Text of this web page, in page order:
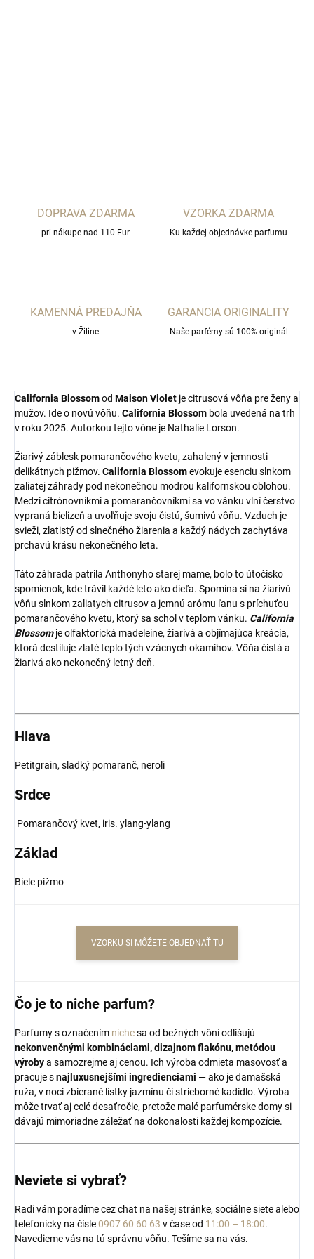
DOPRAVA ZDARMA
pri nákupe nad 110 Eur
VZORKA ZDARMA
Ku každej objednávke parfumu
KAMENNÁ PREDAJŇA
v Žiline
GARANCIA ORIGINALITY
Naše parfémy sú 100% originál
California Blossomod Maison Violet je citrusová vôňa pre ženy a
mužov. Ide o novú vôňu. California Blossom bola uvedená na trh
v roku 2025. Autorkou tejto vône je Nathalie Lorson.
Žiarivý záblesk pomarančového kvetu, zahalený v jemnosti
delikátnych pižmov. California Blossomevokuje esenciu slnkom
zaliatej záhrady pod nekonečnou modrou kalifornskou oblohou.
Medzi citrónovníkmi a pomarančovníkmi sa vo vánku vlní čerstvo
vypraná bielizeň a uvoľňuje svoju čistú, šumivú vôňu. Vzduch je
svieži, zlatistý od slnečného žiarenia a každý nádych zachytáva
prchavú krásu nekonečného leta.
Táto záhrada patrila Anthonyho starej mame, bolo to útočisko
spomienok, kde trávil každé leto ako dieťa. Spomína si na žiarivú
vôňu slnkom zaliatych citrusov a jemnú arómu ľanu s príchuťou
pomarančového kvetu, ktorý sa schol v teplom vánku. California
Blossom je olfaktorická madeleine, žiarivá a objímajúca kreácia,
ktorá destiluje zlaté teplo tých vzácnych okamihov. Vôňa čistá a
žiarivá ako nekonečný letný deň.
Hlava
Petitgrain, sladký pomaranč, neroli
Srdce
Pomarančový kvet, iris. ylang-ylang
Základ
Biele pižmo
VZORKU SI MÔŽETE OBJEDNAŤ TU
Čo je to niche parfum?
Parfumy s označením nichesa od bežných vôní odlišujú
nekonvenčnými kombináciami, dizajnom flakónu, metódou
výrobya samozrejme aj cenou. Ich výroba odmieta masovosť a
pracuje snajluxusnejšími ingredienciami — ako je damašská
ruža, v noci zbierané lístky jazmínu či strieborné kadidlo. Výroba
môže trvať aj celé desaťročie, pretože malé parfumérske domy si
dávajú mimoriadne záležať na dokonalosti každej kompozície.
Neviete si vybrať?
Radi vám poradíme cez chat na našej stránke, sociálne siete alebo
telefonicky na čísle0907 60 60 63 v čase od 11:00 – 18:00.
Navedieme vás na tú správnu vôňu. Tešíme sa na vás.